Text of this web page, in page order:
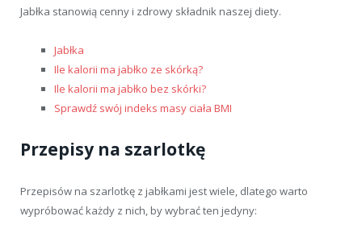
Jabłka stanowią cenny i zdrowy składnik naszej diety.
Jabłka
Ile kalorii ma jabłko ze skórką?
Ile kalorii ma jabłko bez skórki?
Sprawdź swój indeks masy ciała BMI
Przepisy na szarlotkę
Przepisów na szarlotkę z jabłkami jest wiele, dlatego warto
wypróbować każdy z nich, by wybrać ten jedyny: